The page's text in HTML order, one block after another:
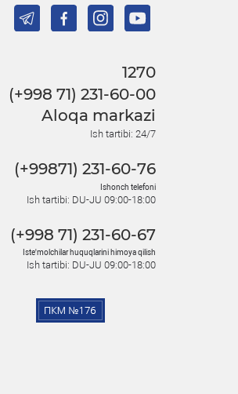
1270
(+998 71) 231-60-00
Aloqa markazi
Ish tartibi: 24/7
(+99871) 231-60-76
Ishonch telefoni
Ish tartibi: DU-JU 09:00-18:00
(+998 71) 231-60-67
Iste'molchilar huquqlarini himoya qilish
Ish tartibi: DU-JU 09:00-18:00